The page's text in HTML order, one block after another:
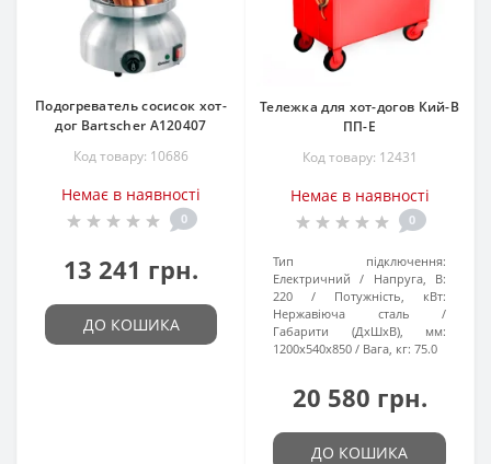
Подогреватель сосисок хот-
дог Bartscher A120407
Код товару: 10686
Немає в наявності
0
13 241 грн.
ДО КОШИКА
Тележка для хот-догов Кий-В
ПП-Е
Код товару: 12431
Немає в наявності
0
Тип підключення:
Електричний
Напруга, В:
220
Потужність, кВт:
Нержавіюча сталь
Габарити (ДхШхВ), мм:
1200x540x850
Вага, кг: 75.0
20 580 грн.
ДО КОШИКА